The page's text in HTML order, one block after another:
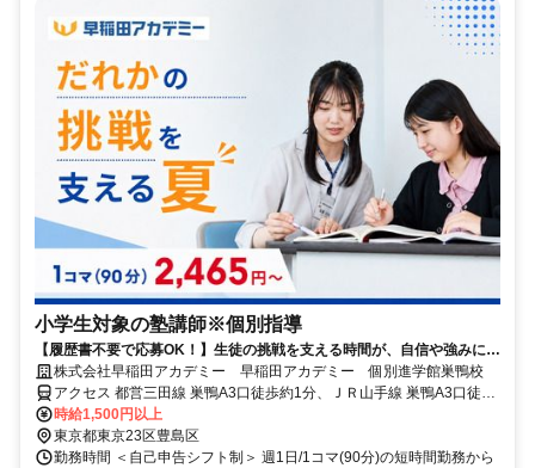
小学生対象の塾講師※個別指導
【履歴書不要で応募OK！】生徒の挑戦を支える時間が、自信や強みに繋
がる仕事です
株式会社早稲田アカデミー 早稲田アカデミー 個別進学館巣鴨校
アクセス 都営三田線 巣鴨A3口徒歩約1分、ＪＲ山手線 巣鴨A3口徒歩
約1分、都電荒川線 庚申塚徒歩約13分
時給1,500円以上
東京都東京23区豊島区
勤務時間 ＜自己申告シフト制＞ 週1日/1コマ(90分)の短時間勤務から